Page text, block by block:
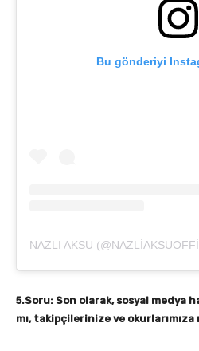
Bu gönderiyi
5.Soru: Son olarak, sosyal medya
mı, takipçilerinize ve